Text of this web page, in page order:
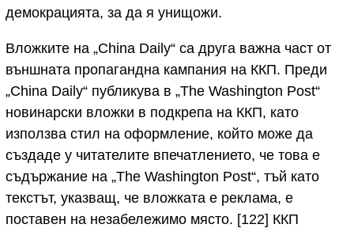
демокрацията, за да я унищожи.
Вложките на „China Daily“ са друга важна част от
външната пропагандна кампания на ККП. Преди
„China Daily“ публикува в „The Washington Post“
новинарски вложки в подкрепа на ККП, като
използва стил на оформление, който може да
създаде у читателите впечатлението, че това е
съдържание на „The Washington Post“, тъй като
текстът, указващ, че вложката е реклама, е
поставен на незабележимо място. [122] ККП